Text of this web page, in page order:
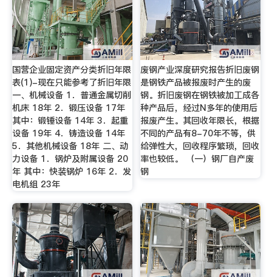
国营企业固定资产分类折旧年限
表(1)-现在只能参考了折旧年限
一、机械设备 1．普通金属切削
机床 18年 2．锻压设备 17年
其中：锻锤设备 14年 3．起重
设备 19年 4．铸造设备 14年
5．其他机械设备 18年 二、动
力设备 1．锅炉及附属设备 20
年 其中：快装锅炉 16年 2．发
电机组 23年
废钢产业深度研究报告折旧废钢
是钢铁产品被报废时产生的废
钢。折旧废钢在钢铁被加工成各
种产品后，经过N多年的使用后
报废产生。其回收年限长，根据
不同的产品有8-70年不等，供
给弹性大，回收程序繁琐，回收
率也较低。 （一）钢厂自产废
钢